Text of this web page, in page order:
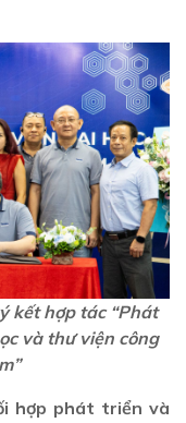
kết hợp tác “Phát
và thư viện công
hợp phát triển và